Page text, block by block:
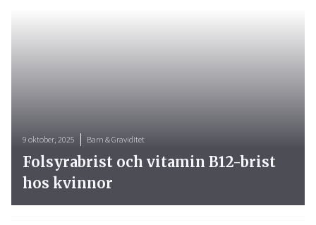
9 oktober, 2025 Barn & Graviditet
Folsyrabrist och vitamin B12-brist
hos kvinnor